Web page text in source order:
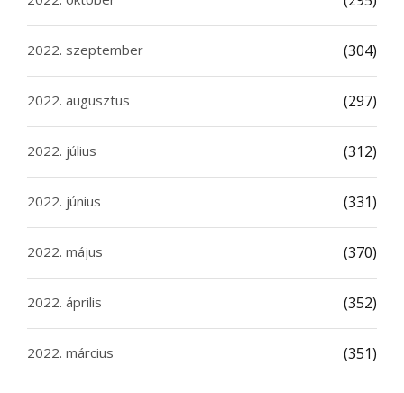
2022. szeptember (304)
2022. augusztus (297)
2022. július (312)
2022. június (331)
2022. május (370)
2022. április (352)
2022. március (351)